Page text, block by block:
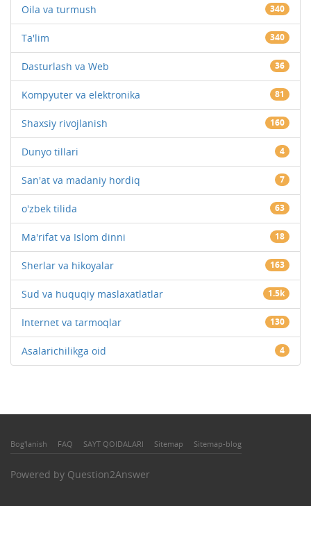
Oila va turmush 340
Ta'lim 340
Dasturlash va Web 36
Kompyuter va elektronika 81
Shaxsiy rivojlanish 160
Dunyo tillari 4
San'at va madaniy hordiq 7
o'zbek tilida 63
Ma'rifat va Islom dinni 18
Sherlar va hikoyalar 163
Sud va huquqiy maslaxatlatlar 1.5k
Internet va tarmoqlar 130
Asalarichilikga oid 4
Bog'lanish FAQ SAYT QOIDALARI Sitemap Sitemap-blog
Powered by Question2Answer